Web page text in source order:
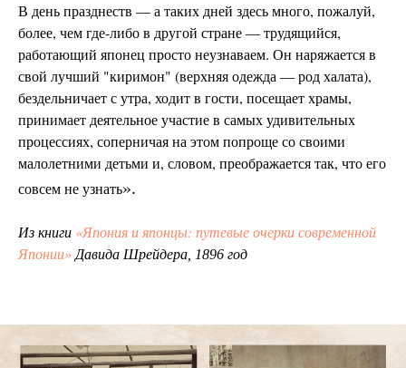
В день празднеств — а таких дней здесь много, пожалуй,
более, чем где-либо в другой стране — трудящийся,
работающий японец просто неузнаваем. Он наряжается в
свой лучший "киримон" (верхняя одежда — род халата),
бездельничает с утра, ходит в гости, посещает храмы,
принимает деятельное участие в самых удивительных
процессиях, соперничая на этом попроще со своими
малолетними детьми и, словом, преображается так, что его
совсем не узнать».
Из книги «Япония и японцы: путевые очерки современной
Японии» Давида Шрейдера, 1896 год